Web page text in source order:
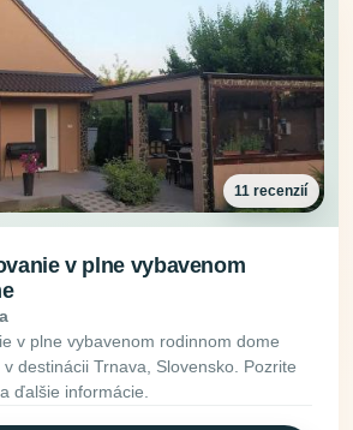
11 recenzií
v plne vybavenom
v plne vybavenom rodinnom dome
destinácii Trnava, Slovensko. Pozrite
ďalšie informácie.